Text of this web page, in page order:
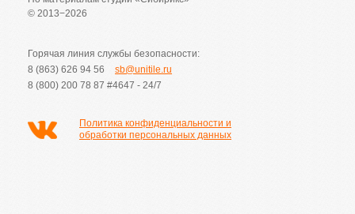
© 2013−2026
Горячая линия службы безопасности:
8 (863) 626 94 56
sb@unitile.ru
8 (800) 200 78 87 #4647 - 24/7
Политика конфиденциальности и
обработки персональных данных